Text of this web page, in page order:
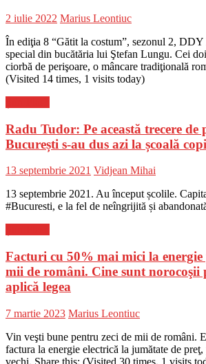
Posted
2 iulie 2022 Author
Marius Leontiuc
În ediţia 8 “Gătit la costum”, sezonul 2,
special din bucătăria lui Ştefan Lungu. Cei
ciorbă de perişoare, o mâncare tradiţională
(Visited 14 times, 1 visits today)
Radu Tudor: Pe această trecere de
București s-au dus azi la școală
Posted
13 septembrie 2021 Author
Vidjean Mihai
13 septembrie 2021. Au început școlile.
#Bucuresti, e la fel de neîngrijită și
Facturi cu 50% mai mici la energie
mii de români. Cine sunt norocoşii
aplică legea
Posted
7 martie 2023 Author
Marius Leontiuc
Vin veşti bune pentru zeci de mii de români.
factura la energie electrică la jumătate de
vechi. Share this: (Visited 30 times, 1 visits